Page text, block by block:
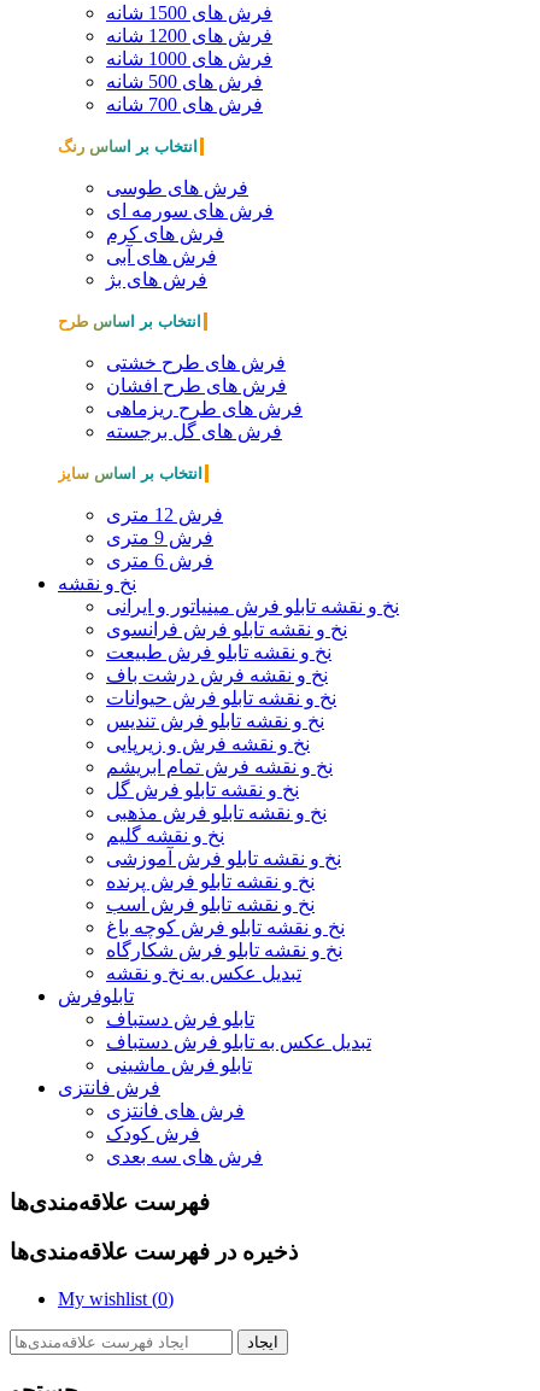
فرش های 1500 شانه
فرش های 1200 شانه
فرش های 1000 شانه
فرش های 500 شانه
فرش های 700 شانه
انتخاب بر اساس رنگ
فرش های طوسی
فرش های سورمه ای
فرش های کرم
فرش های آبی
فرش های بژ
انتخاب بر اساس طرح
فرش های طرح خشتی
فرش های طرح افشان
فرش های طرح ریزماهی
فرش های گل برجسته
انتخاب بر اساس سایز
فرش 12 متری
فرش 9 متری
فرش 6 متری
نخ و نقشه
نخ و نقشه تابلو فرش مینیاتور و ایرانی
نخ و نقشه تابلو فرش فرانسوی
نخ و نقشه تابلو فرش طبیعت
نخ و نقشه فرش درشت باف
نخ و نقشه تابلو فرش حیوانات
نخ و نقشه تابلو فرش تندیس
نخ و نقشه فرش و زیرپایی
نخ و نقشه فرش تمام ابریشم
نخ و نقشه تابلو فرش گل
نخ و نقشه تابلو فرش مذهبی
نخ و نقشه گلیم
نخ و نقشه تابلو فرش آموزشی
نخ و نقشه تابلو فرش پرنده
نخ و نقشه تابلو فرش اسب
نخ و نقشه تابلو فرش کوچه باغ
نخ و نقشه تابلو فرش شکارگاه
تبدیل عکس به نخ و نقشه
تابلوفرش
تابلو فرش دستباف
تبدیل عکس به تابلو فرش دستباف
تابلو فرش ماشینی
فرش فانتزی
فرش های فانتزی
فرش کودک
فرش های سه بعدی
فهرست علاقه‌مندی‌ها
ذخیره در فهرست علاقه‌مندی‌ها
My wishlist (0)
ایجاد